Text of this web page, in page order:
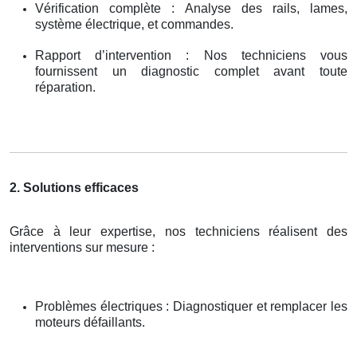
Vérification complète : Analyse des rails, lames,
système électrique, et commandes.
Rapport d’intervention : Nos techniciens vous
fournissent un diagnostic complet avant toute
réparation.
2. Solutions efficaces
Grâce à leur expertise, nos techniciens réalisent des
interventions sur mesure :
Problèmes électriques : Diagnostiquer et remplacer les
moteurs défaillants.